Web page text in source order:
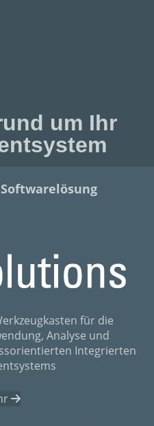
um Ihr
Softwarelösung
für die
Analyse und
Integrierten